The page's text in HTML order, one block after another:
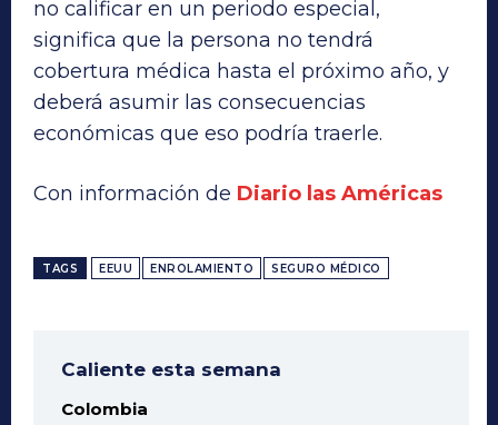
no calificar en un periodo especial,
significa que la persona no tendrá
cobertura médica hasta el próximo año, y
deberá asumir las consecuencias
económicas que eso podría traerle.
Con información de Diario las Américas
TAGS EEUU ENROLAMIENTO SEGURO MÉDICO
Caliente esta semana
Colombia